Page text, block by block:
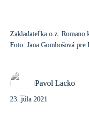
Zakladateľka o.z. Romano
Foto: Jana Gombošová pre
Pavol Lacko
23. júla 2021